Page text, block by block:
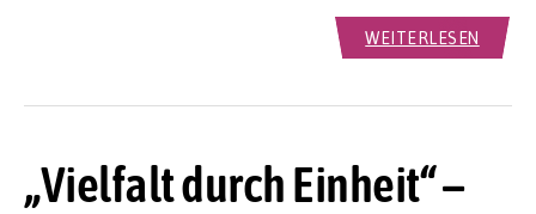
WEITERLESEN
„Vielfalt durch Einheit“ –